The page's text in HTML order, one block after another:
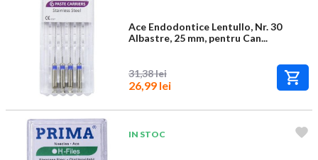
Ace Endodontice Lentullo, Nr. 30
Albastre, 25 mm, pentru Can...
31,38 lei
26,99 lei
IN STOC